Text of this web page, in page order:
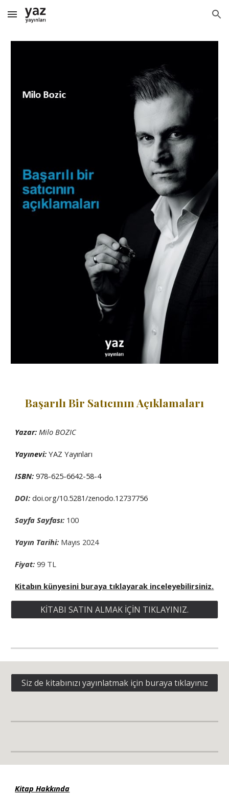
Skip to main content Skip to navigation
Başarılı Bir Satıcının Açıklamaları
Yazar: Milo BOZIC
Yayınevi:YAZYayınları
ISBN:978-625-6642-58-4
DOI: doi.org/10.5281/zenodo.12737756
Sayfa Sayfası: 100
Yayın Tarihi: Mayıs 2024
Fiyat:99 TL
Kitabın künyesini buraya tıklayarak inceleyebilirsiniz.
KİTABI SATIN ALMAK İÇİN TIKLAYINIZ.
Siz de kitabınızı yayınlatmak için buraya tıklayınız
Kitap Hakkında